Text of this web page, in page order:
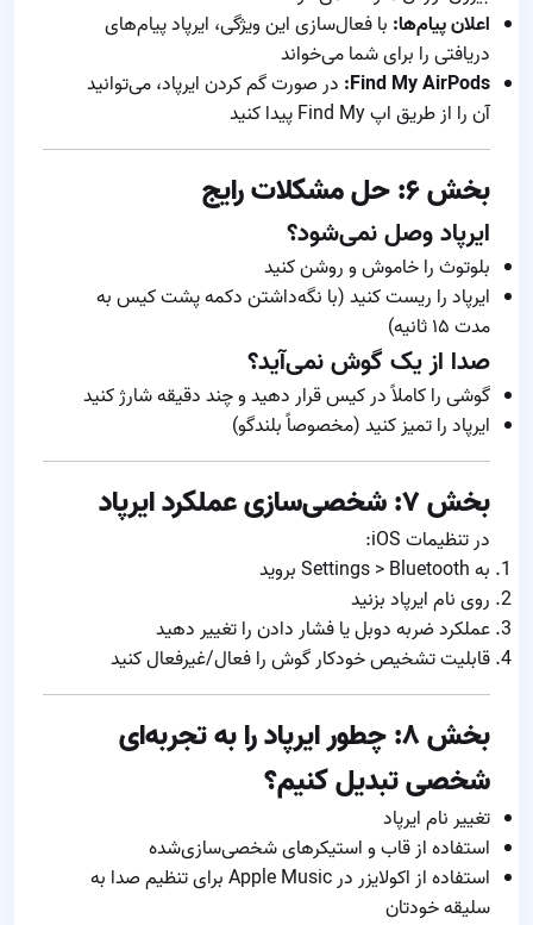
اعلان پیام‌ها: با فعال‌سازی این ویژگی، ایرپاد پیام‌های
دریافتی را برای شما می‌خواند
Find My AirPods: در صورت گم کردن ایرپاد، می‌توانید
آن را از طریق اپ Find My پیدا کنید
بخش ۶: حل مشکلات رایج
ایرپاد وصل نمی‌شود؟
بلوتوث را خاموش و روشن کنید
ایرپاد را ریست کنید (با نگه‌داشتن دکمه پشت کیس به
مدت ۱۵ ثانیه)
صدا از یک گوش نمی‌آید؟
گوشی را کاملاً در کیس قرار دهید و چند دقیقه شارژ کنید
ایرپاد را تمیز کنید (مخصوصاً بلندگو)
بخش ۷: شخصی‌سازی عملکرد ایرپاد
در تنظیمات iOS:
به Settings > Bluetooth بروید
روی نام ایرپاد بزنید
عملکرد ضربه دوبل یا فشار دادن را تغییر دهید
قابلیت تشخیص خودکار گوش را فعال/غیرفعال کنید
بخش ۸: چطور ایرپاد را به تجربه‌ای
شخصی تبدیل کنیم؟
تغییر نام ایرپاد
استفاده از قاب و استیکرهای شخصی‌سازی‌شده
استفاده از اکولایزر در Apple Music برای تنظیم صدا به
سلیقه خودتان